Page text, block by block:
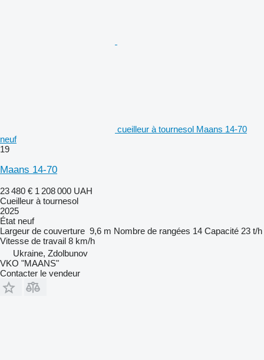
cueilleur à tournesol Maans 14-70
neuf
19
Maans 14-70
23 480 € 1 208 000 UAH
Cueilleur à tournesol
2025
État neuf
Largeur de couverture 9,6 m Nombre de rangées 14 Capacité 23 t/h
Vitesse de travail 8 km/h
Ukraine, Zdolbunov
VKO "MAANS"
Contacter le vendeur